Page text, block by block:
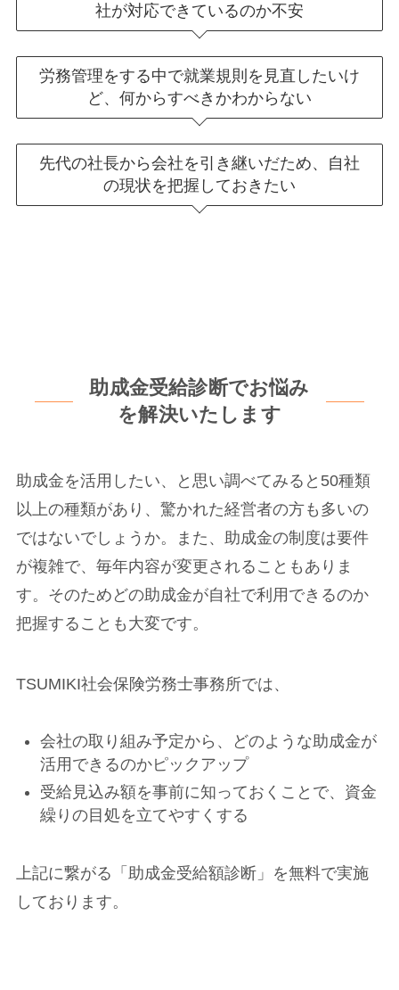
社が対応できているのか不安
労務管理をする中で就業規則を見直したいけ
ど、何からすべきかわからない
先代の社長から会社を引き継いだため、自社
の現状を把握しておきたい
助成金受給診断でお悩み
を解決いたします
助成金を活用したい、と思い調べてみると50種類
以上の種類があり、驚かれた経営者の方も多いの
ではないでしょうか。また、助成金の制度は要件
が複雑で、毎年内容が変更されることもありま
す。そのためどの助成金が自社で利用できるのか
把握することも大変です。
TSUMIKI社会保険労務士事務所では、
会社の取り組み予定から、どのような助成金が
活用できるのかピックアップ
受給見込み額を事前に知っておくことで、資金
繰りの目処を立てやすくする
上記に繋がる「助成金受給額診断」を無料で実施
しております。